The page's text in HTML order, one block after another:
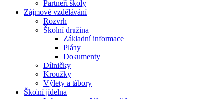
Partneři školy
Zájmové vzdělávání
Rozvrh
Školní družina
Základní informace
Plány
Dokumenty
Dílničky
Kroužky
Výlety a tábory
Školní jídelna